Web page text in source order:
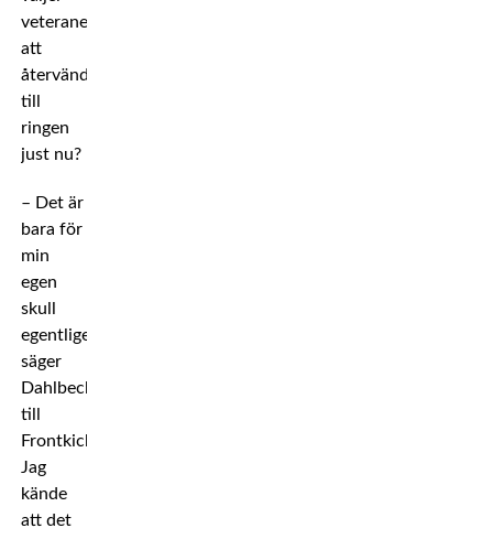
veteranen
att
återvända
till
ringen
just nu?
– Det är
bara för
min
egen
skull
egentligen,
säger
Dahlbeck
till
Frontkick.
Jag
kände
att det